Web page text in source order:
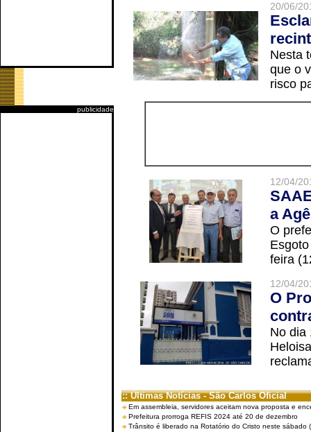
publicidade
20/06/
Nesta
que o
risco
12/04/
a
O
feira
12/04/
O
No dia
:: Últimas Notícias - São Carlos Oficial
Em assembleia, servidores aceitam nova proposta e
Prefeitura prorroga REFIS 2024 até 20 de dezembro
Trânsito é liberado na Rotatório do Cristo neste sábado